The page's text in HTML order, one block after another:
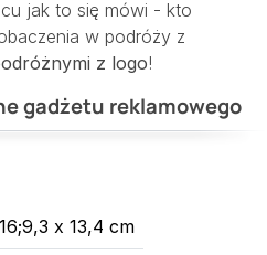
jak to się mówi - kto
w podróży z
z logo!
gadżetu reklamowego
x 13,4 cm